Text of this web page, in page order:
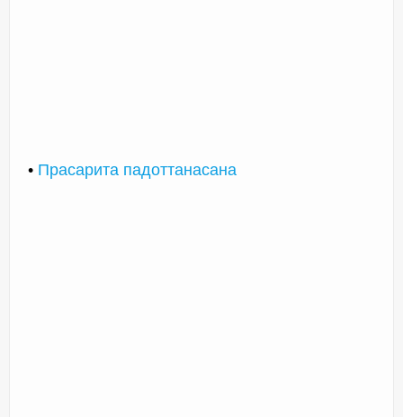
• Прасарита падоттанасана